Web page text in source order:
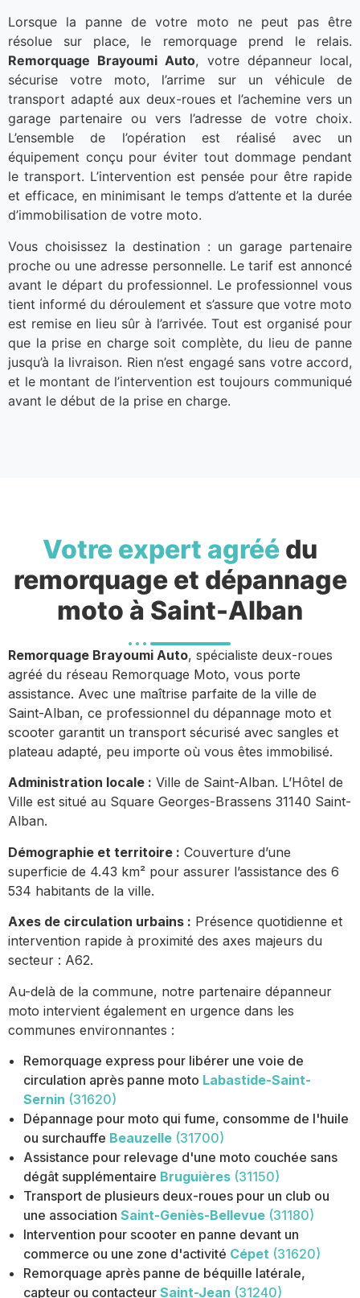
Lorsque la panne de votre moto ne peut pas être
résolue sur place, le remorquage prend le relais.
Remorquage Brayoumi Auto, votre dépanneur local,
sécurise votre moto, l’arrime sur un véhicule de
transport adapté aux deux-roues et l’achemine vers un
garage partenaire ou vers l’adresse de votre choix.
L’ensemble de l’opération est réalisé avec un
équipement conçu pour éviter tout dommage pendant
le transport. L’intervention est pensée pour être rapide
et efficace, en minimisant le temps d’attente et la durée
d’immobilisation de votre moto.
Vous choisissez la destination : un garage partenaire
proche ou une adresse personnelle. Le tarif est annoncé
avant le départ du professionnel. Le professionnel vous
tient informé du déroulement et s’assure que votre moto
est remise en lieu sûr à l’arrivée. Tout est organisé pour
que la prise en charge soit complète, du lieu de panne
jusqu’à la livraison. Rien n’est engagé sans votre accord,
et le montant de l’intervention est toujours communiqué
avant le début de la prise en charge.
Votre expert agréé du
remorquage et dépannage
moto à Saint-Alban
Remorquage Brayoumi Auto, spécialiste deux-roues
agréé du réseau Remorquage Moto, vous porte
assistance. Avec une maîtrise parfaite de la ville de
Saint-Alban, ce professionnel du dépannage moto et
scooter garantit un transport sécurisé avec sangles et
plateau adapté, peu importe où vous êtes immobilisé.
Administration locale : Ville de Saint-Alban. L’Hôtel de
Ville est situé au Square Georges-Brassens 31140 Saint-
Alban.
Démographie et territoire : Couverture d’une
superficie de 4.43 km² pour assurer l’assistance des 6
534 habitants de la ville.
Axes de circulation urbains : Présence quotidienne et
intervention rapide à proximité des axes majeurs du
secteur : A62.
Au-delà de la commune, notre partenaire dépanneur
moto intervient également en urgence dans les
communes environnantes :
Remorquage express pour libérer une voie de
circulation après panne moto Labastide-Saint-
Sernin (31620)
Dépannage pour moto qui fume, consomme de l'huile
ou surchauffe Beauzelle (31700)
Assistance pour relevage d'une moto couchée sans
dégât supplémentaire Bruguières (31150)
Transport de plusieurs deux-roues pour un club ou
une association Saint-Geniès-Bellevue (31180)
Intervention pour scooter en panne devant un
commerce ou une zone d'activité Cépet (31620)
Remorquage après panne de béquille latérale,
capteur ou contacteur Saint-Jean (31240)